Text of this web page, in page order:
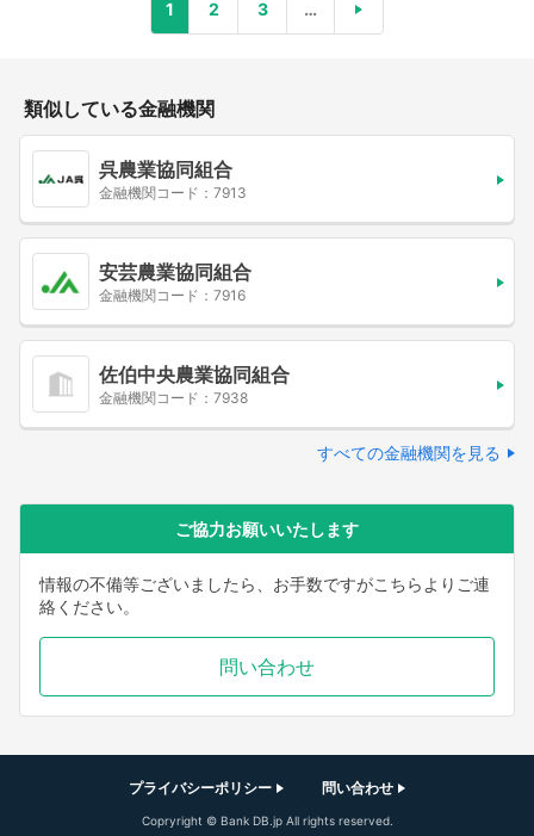
1 2 3 …
類似している金融機関
呉農業協同組合
金融機関コード：7913
安芸農業協同組合
金融機関コード：7916
佐伯中央農業協同組合
金融機関コード：7938
すべての金融機関を見る
ご協力お願いいたします
情報の不備等ございましたら、お手数ですがこちらよりご連
絡ください。
問い合わせ
Copryright © Bank DB.jp All rights reserved.
プライバシーポリシー 問い合わせ